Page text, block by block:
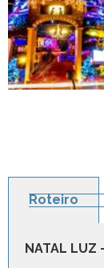
Roteiro
NATAL LUZ